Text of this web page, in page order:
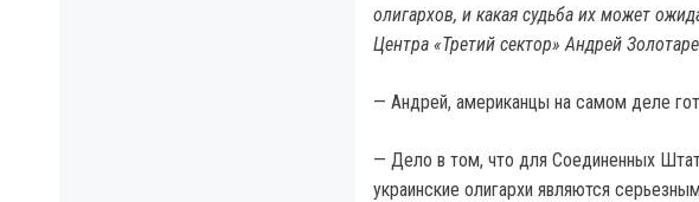
олигархов, и какая судьба их может
Центра «Третий сектор» Андрей
— Андрей, американцы на самом деле
— Дело в том, что для Соединенных
украинские олигархи являются